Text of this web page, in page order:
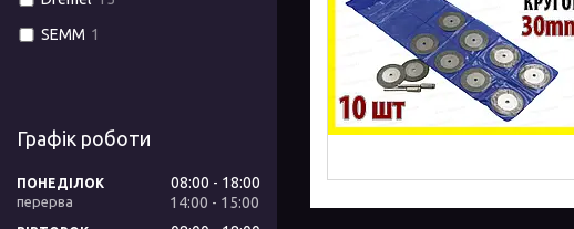
SEMM 1
Графік роботи
ПОНЕДІЛОК 08:00
18:00
14:00
15:00